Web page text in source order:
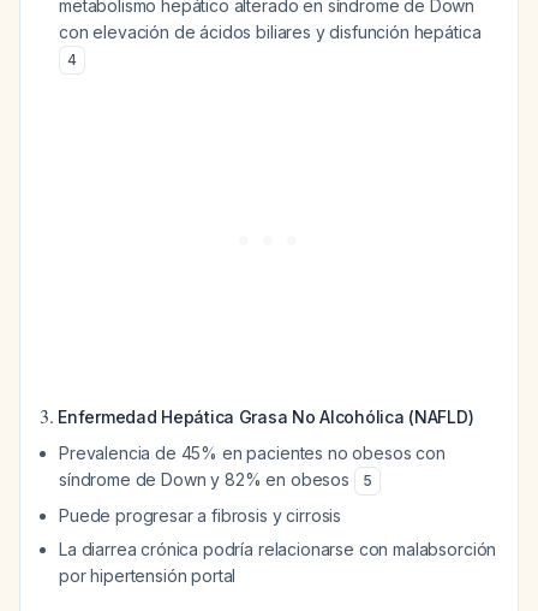
metabolismo hepático alterado en síndrome de Down
con elevación de ácidos biliares y disfunción hepática
4
3. Enfermedad Hepática Grasa No Alcohólica (NAFLD)
Prevalencia de 45% en pacientes no obesos con
síndrome de Down y 82% en obesos
5
Puede progresar a fibrosis y cirrosis
La diarrea crónica podría relacionarse con malabsorción
por hipertensión portal